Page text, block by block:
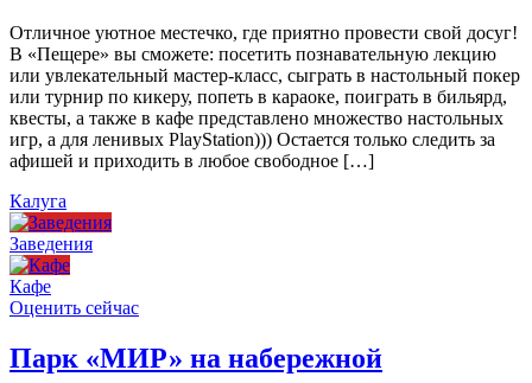
Отличное уютное местечко, где приятно провести свой досуг!
В «Пещере» вы сможете: посетить познавательную лекцию
или увлекательный мастер-класс, сыграть в настольный покер
или турнир по кикеру, попеть в караоке, поиграть в бильярд,
квесты, а также в кафе представлено множество настольных
игр, а для ленивых PlayStation))) Остается только следить за
афишей и приходить в любое свободное […]
Калуга
Заведения
Кафе
Оценить сейчас
Парк «МИР» на набережной